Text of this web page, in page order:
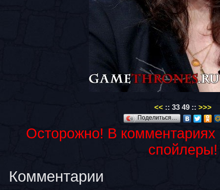
<< :: 33 49 :: >>>
Поделиться…
Осторожно! В
спойлеры!
Комментарии